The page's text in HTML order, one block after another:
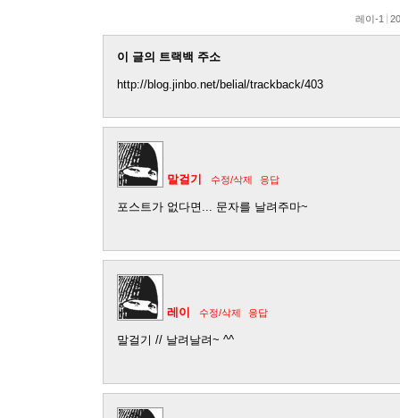
레이-1
이 글의 트랙백 주소
http://blog.jinbo.net/belial/trackback/403
말걸기 수정/삭제 응답
포스트가 없다면... 문자를 날려주마~
레이 수정/삭제 응답
말걸기 // 날려날려~ ^^